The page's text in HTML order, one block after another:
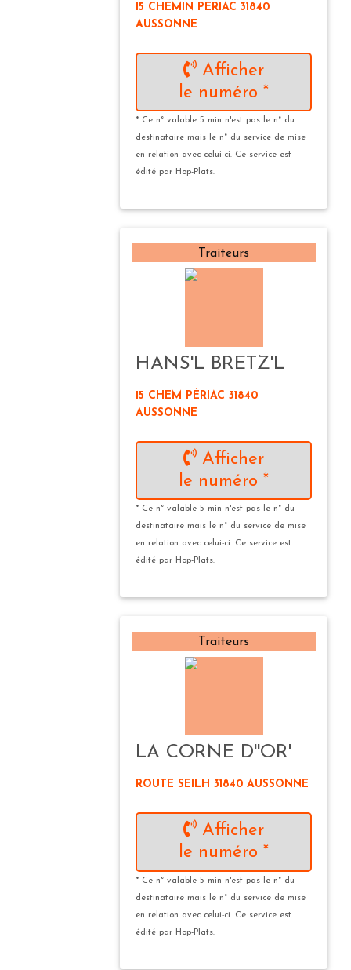
15 CHEMIN PERIAC 31840
AUSSONNE
Afficher
le numéro *
* Ce n° valable 5 min n'est pas le n° du
destinataire mais le n° du service de mise
en relation avec celui-ci. Ce service est
édité par Hop-Plats.
Traiteurs
HANS'L BRETZ'L
15 CHEM PÉRIAC 31840
AUSSONNE
Afficher
le numéro *
* Ce n° valable 5 min n'est pas le n° du
destinataire mais le n° du service de mise
en relation avec celui-ci. Ce service est
édité par Hop-Plats.
Traiteurs
LA CORNE D''OR'
ROUTE SEILH 31840 AUSSONNE
Afficher
le numéro *
* Ce n° valable 5 min n'est pas le n° du
destinataire mais le n° du service de mise
en relation avec celui-ci. Ce service est
édité par Hop-Plats.